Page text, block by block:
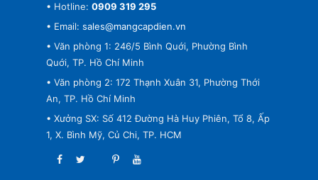
• Hotline: 0909 319 295
• Email: sales@mangcapdien.vn
• Văn phòng 1: 246/5 Bình Quới, Phường Bình
Quới, TP. Hồ Chí Minh
• Văn phòng 2: 172 Thạnh Xuân 31, Phường Thới
An, TP. Hồ Chí Minh
• Xưởng SX: Số 412 Đường Hà Huy Phiên, Tổ 8, Ấp
1, X. Bình Mỹ, Củ Chi, TP. HCM